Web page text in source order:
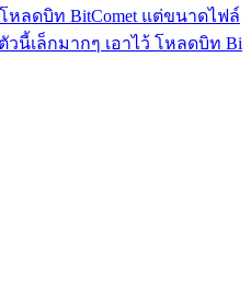
หลดบิท BitComet แต่ขนาดไฟล์
วนี้เล็กมากๆ เอาไว้ โหลดบิท Bi